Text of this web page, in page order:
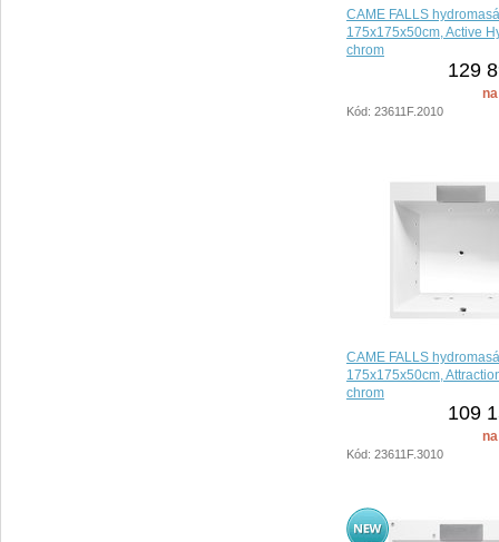
CAME FALLS
175x175x50cm, Active
chrom
129
Kód: 23611F.2010
CAME FALLS
175x175x50cm,
chrom
109
Kód: 23611F.3010